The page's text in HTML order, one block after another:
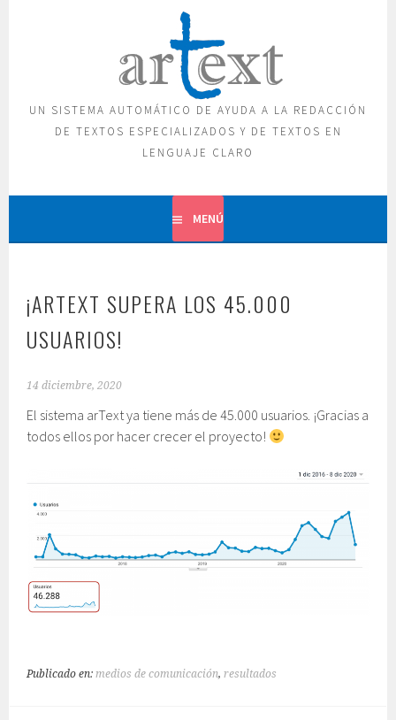
UN SISTEMA AUTOMÁTICO DE AYUDA A LA REDACCIÓN
DE TEXTOS ESPECIALIZADOS Y DE TEXTOS EN
LENGUAJE CLARO
MENÚ
¡ARTEXT SUPERA LOS 45.000
USUARIOS!
14 diciembre, 2020
El sistema arText ya tiene más de 45.000 usuarios. ¡Gracias a
todos ellos por hacer crecer el proyecto!
Publicado en:medios de comunicación,resultados